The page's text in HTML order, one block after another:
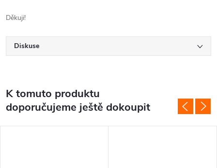
Děkuji!
Diskuse
K tomuto produktu
doporučujeme ještě dokoupit